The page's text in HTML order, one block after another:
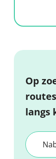
Op
langs